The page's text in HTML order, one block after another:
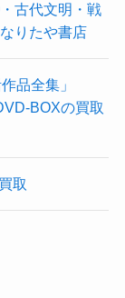
古代文明・戦
りたや書店
品全集」
BOXの買取
取